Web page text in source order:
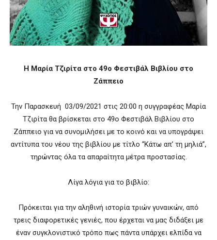
Η Μαρία Τζιρίτα στο 49ο Φεστιβάλ Βιβλίου στο
Ζάππειο
Την Παρασκευή 03/09/2021 στις 20:00 η συγγραφέας Μαρία
Τζιρίτα θα βρίσκεται στο 49ο Φεστιβάλ Βιβλίου στο
Ζάππειο για να συνομιλήσει με το κοινό και να υπογράψει
αντίτυπα του νέου της βιβλίου με τίτλο “Κάτω απ’ τη μηλιά”,
τηρώντας όλα τα απαραίτητα μέτρα προστασίας.
Λίγα λόγια για το βιβλίο:
Πρόκειται για την αληθινή ιστορία τριών γυναικών, από
τρεις διαφορετικές γενιές, που έρχεται να μας διδάξει με
έναν συγκλονιστικό τρόπο πως πάντα υπάρχει ελπίδα να